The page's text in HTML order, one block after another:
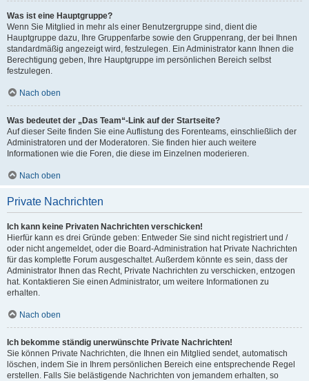
Was ist eine Hauptgruppe?
Wenn Sie Mitglied in mehr als einer Benutzergruppe sind, dient die
Hauptgruppe dazu, Ihre Gruppenfarbe sowie den Gruppenrang, der bei Ihnen
standardmäßig angezeigt wird, festzulegen. Ein Administrator kann Ihnen die
Berechtigung geben, Ihre Hauptgruppe im persönlichen Bereich selbst
festzulegen.
Nach oben
Was bedeutet der „Das Team“-Link auf der Startseite?
Auf dieser Seite finden Sie eine Auflistung des Forenteams, einschließlich der
Administratoren und der Moderatoren. Sie finden hier auch weitere
Informationen wie die Foren, die diese im Einzelnen moderieren.
Nach oben
Private Nachrichten
Ich kann keine Privaten Nachrichten verschicken!
Hierfür kann es drei Gründe geben: Entweder Sie sind nicht registriert und /
oder nicht angemeldet, oder die Board-Administration hat Private Nachrichten
für das komplette Forum ausgeschaltet. Außerdem könnte es sein, dass der
Administrator Ihnen das Recht, Private Nachrichten zu verschicken, entzogen
hat. Kontaktieren Sie einen Administrator, um weitere Informationen zu
erhalten.
Nach oben
Ich bekomme ständig unerwünschte Private Nachrichten!
Sie können Private Nachrichten, die Ihnen ein Mitglied sendet, automatisch
löschen, indem Sie in Ihrem persönlichen Bereich eine entsprechende Regel
erstellen. Falls Sie belästigende Nachrichten von jemandem erhalten, so